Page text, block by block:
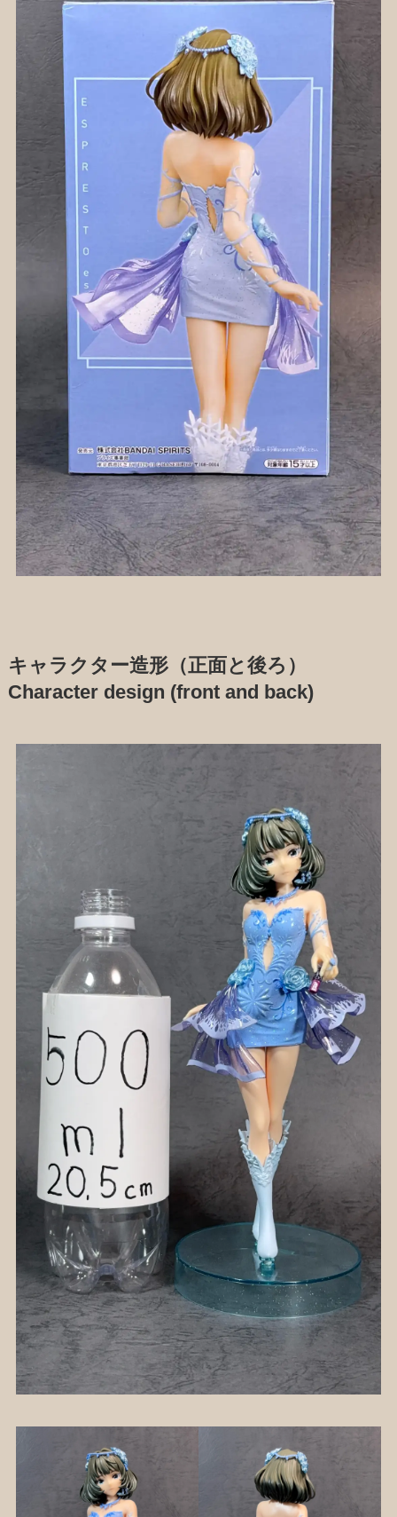
キャラクター造形（正面と後ろ）
Character design (front and back)